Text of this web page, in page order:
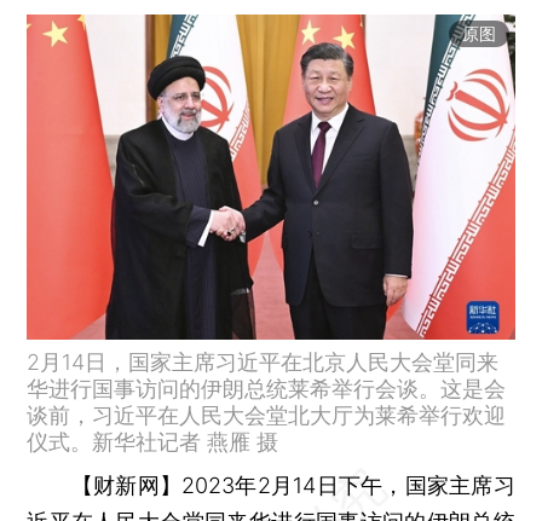
原图
2月14日，国家主席习近平在北京人民大会堂同来
华进行国事访问的伊朗总统莱希举行会谈。这是会
谈前，习近平在人民大会堂北大厅为莱希举行欢迎
仪式。新华社记者 燕雁 摄
【财新网】 2023年2月14日下午，国家主席习